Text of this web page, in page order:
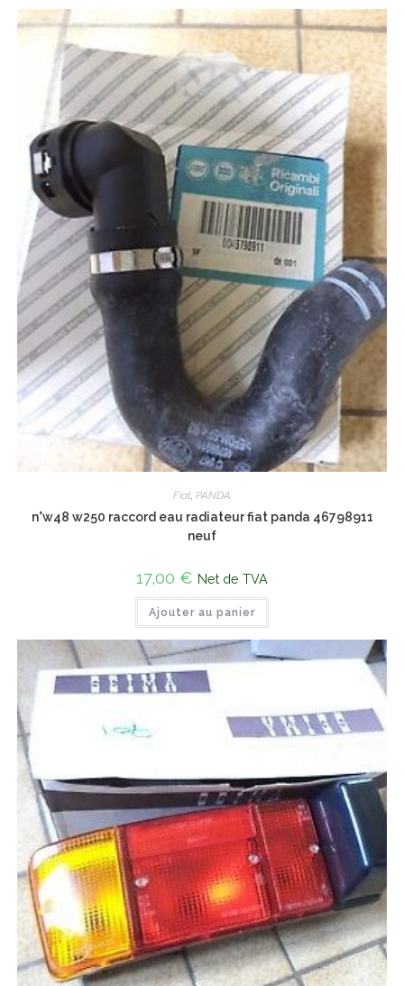
Fiat, PANDA
n°w48 w250 raccord eau radiateur fiat panda 46798911
neuf
17,00 € Net de TVA
Ajouter au panier